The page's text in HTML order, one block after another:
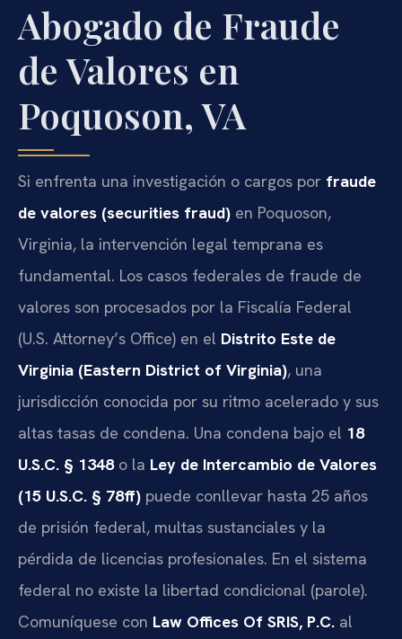
Abogado de Fraude
de Valores en
Poquoson, VA
Si enfrenta una investigación o cargos por fraude
de valores (securities fraud) en Poquoson,
Virginia, la intervención legal temprana es
fundamental. Los casos federales de fraude de
valores son procesados por la Fiscalía Federal
(U.S. Attorney’s Office) en el Distrito Este de
Virginia (Eastern District of Virginia), una
jurisdicción conocida por su ritmo acelerado y sus
altas tasas de condena. Una condena bajo el 18
U.S.C. § 1348o la Ley de Intercambio de Valores
(15 U.S.C. § 78ff) puede conllevar hasta 25 años
de prisión federal, multas sustanciales y la
pérdida de licencias profesionales. En el sistema
federal no existe la libertad condicional (parole).
Comuníquese con Law Offices Of SRIS, P.C. al